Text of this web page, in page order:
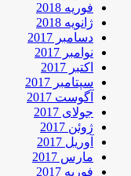
فوریه 2018
ژانویه 2018
دسامبر 2017
نوامبر 2017
اکتبر 2017
سپتامبر 2017
آگوست 2017
جولای 2017
ژوئن 2017
آوریل 2017
مارس 2017
فوریه 2017